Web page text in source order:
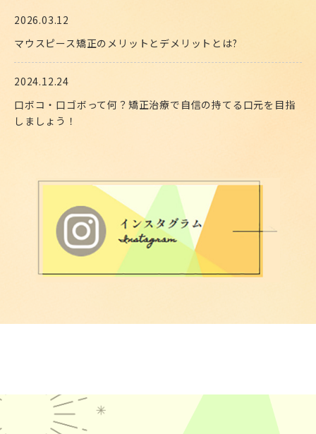
夏季休暇のお知らせ
年末年始休暇のお知らせ
2023.07.28
2023.04.21
価格改定のお知らせ
2022.11.28
診療時間変更のお知らせ
コロナ対策のため 診療時間を18時までにいたします。
2019.06.29
2026.03.12
マウスピース矯正のメリットとデメリットとは?
2024.12.24
口ボコ・口ゴボって何？矯正治療で自信の持てる口元を目指
しましょう！
エンジェルアラインについて
2024.09.19
インビザライン以外のマウスピース矯正について
2024.04.12
2023.07.06
日本矯正歯科学会の見解（原文引用）